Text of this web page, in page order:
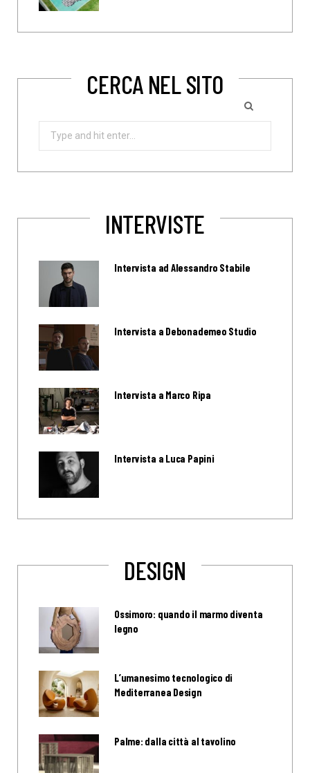
CERCA NEL SITO
Search
INTERVISTE
Intervista ad Alessandro Stabile
Intervista a Debonademeo Studio
Intervista a Marco Ripa
Intervista a Luca Papini
DESIGN
Ossimoro: quando il marmo diventa
legno
L’umanesimo tecnologico di
Mediterranea Design
Palme: dalla città al tavolino